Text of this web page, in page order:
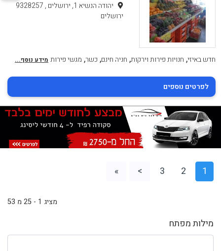
מילות מפתח
יהודה הנשיא 1, ירושלים , 9328257
ירושלים
חדש באיזי, חנויות פירות וירקות, חניה חינם, כשר, מגשי פירות מידע נוסף...
לפרטים נוספים
1
2
3
>
»
מציג 1 - 25 מ 53